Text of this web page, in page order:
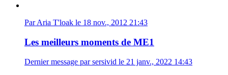
Par Aria T'loak le 18 nov., 2012 21:43
Les meilleurs moments de ME1
Dernier message par sersivid le 21 janv., 2022 14:43